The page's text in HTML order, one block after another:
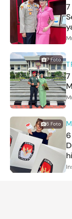
7Foto
6 Foto